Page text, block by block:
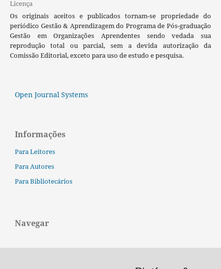
Licença
Os originais aceitos e publicados tornam-se propriedade do
periódico Gestão & Aprendizagem do Programa de Pós-graduação
Gestão em Organizações Aprendentes sendo vedada sua
reprodução total ou parcial, sem a devida autorização da
Comissão Editorial, exceto para uso de estudo e pesquisa.
Open Journal Systems
Informações
Para Leitores
Para Autores
Para Bibliotecários
Navegar